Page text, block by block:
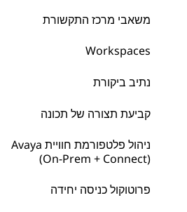
משאבי מרכז התקשורת
Workspaces
נתיב ביקורת
קביעת תצורה של תכונה
ניהול פלטפורמת חוויית Avaya
(On-Prem + Connect)
פרוטוקול כניסה יחידה